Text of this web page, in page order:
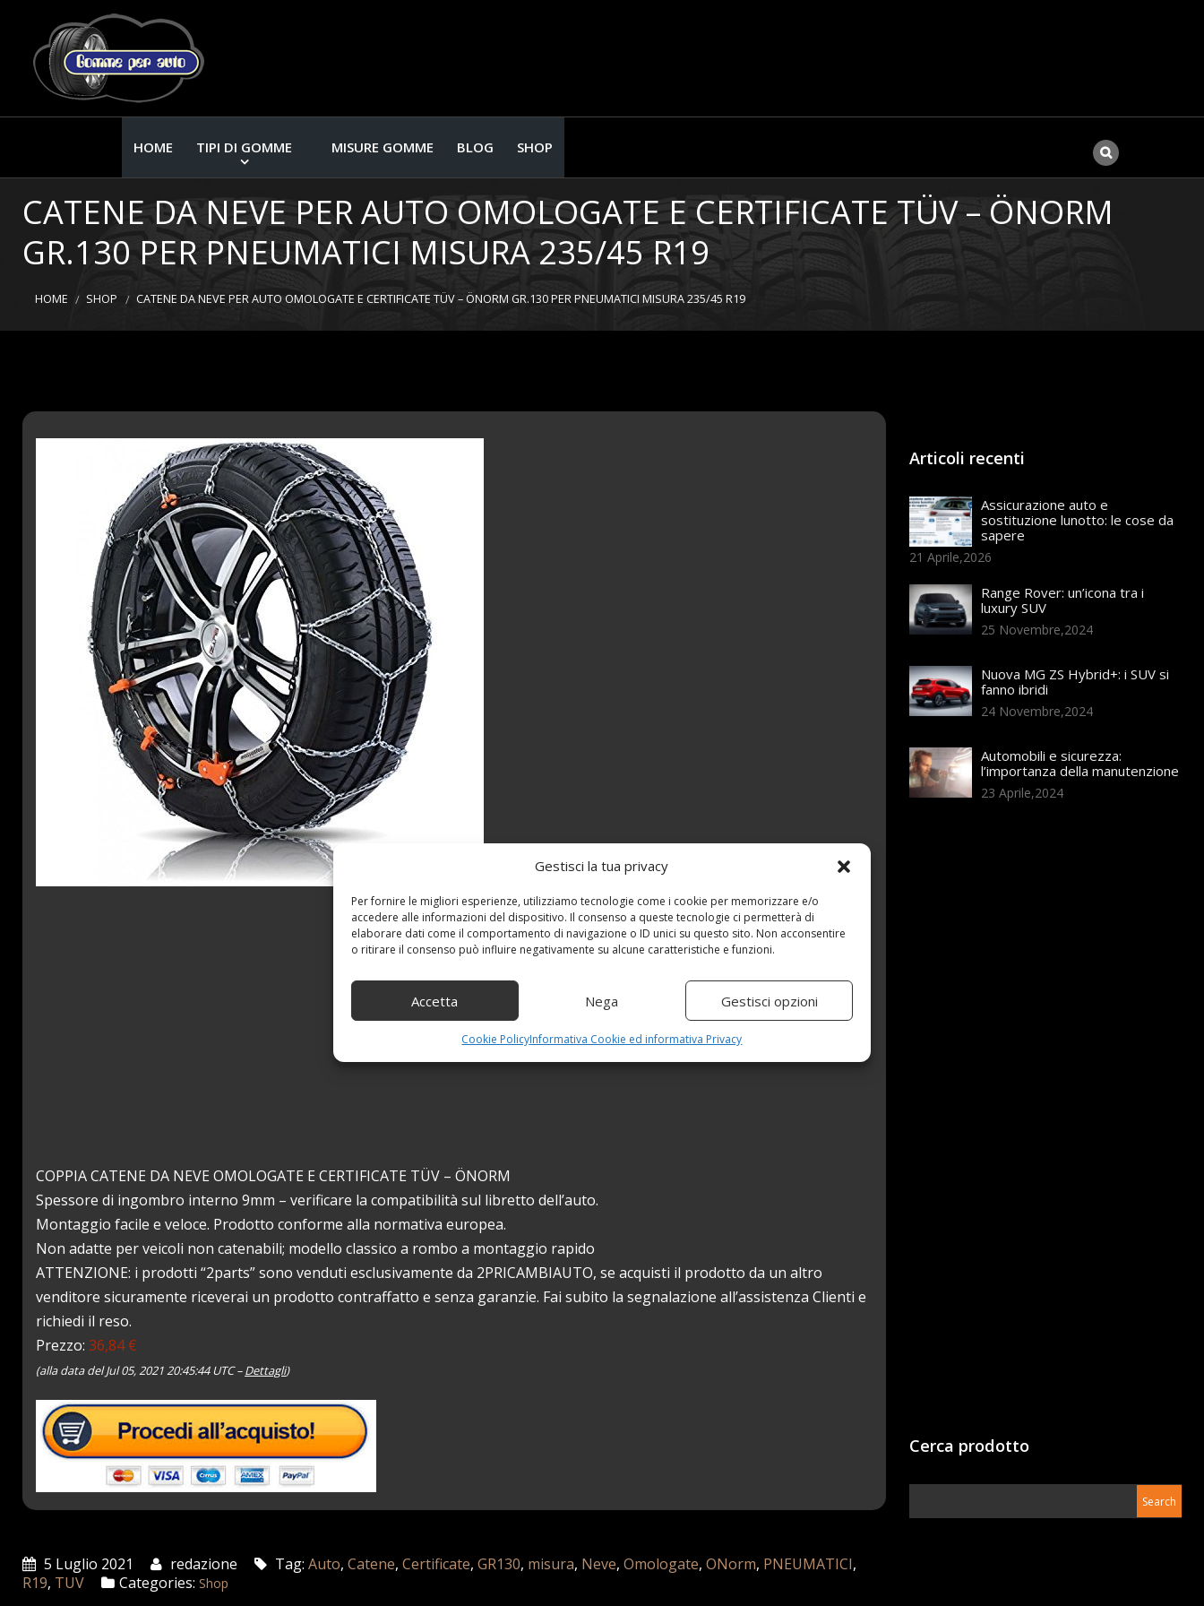
Gestisci la tua privacy
Per fornire le migliori esperienze, utilizziamo tecnologie come i cookie per memorizzare e/o
accedere alle informazioni del dispositivo. Il consenso a queste tecnologie ci permetterà di
elaborare dati come il comportamento di navigazione o ID unici su questo sito. Non acconsentire
o ritirare il consenso può influire negativamente su alcune caratteristiche e funzioni.
Accetta Nega Gestisci opzioni
Cookie PolicyInformativa Cookie ed informativa Privacy
HOME TIPI DI GOMME MISURE GOMME BLOG SHOP
CATENE DA NEVE PER AUTO OMOLOGATE E CERTIFICATE TÜV – ÖNORM
GR.130 PER PNEUMATICI MISURA 235/45 R19
HOME SHOP CATENE DA NEVE PER AUTO OMOLOGATE E CERTIFICATE TÜV – ÖNORM GR.130 PER PNEUMATICI MISURA 235/45 R19
COPPIA CATENE DA NEVE OMOLOGATE E CERTIFICATE TÜV – ÖNORM
Spessore di ingombro interno 9mm – verificare la compatibilità sul libretto dell’auto.
Montaggio facile e veloce. Prodotto conforme alla normativa europea.
Non adatte per veicoli non catenabili; modello classico a rombo a montaggio rapido
ATTENZIONE: i prodotti “2parts” sono venduti esclusivamente da 2PRICAMBIAUTO, se acquisti il prodotto da un altro
venditore sicuramente riceverai un prodotto contraffatto e senza garanzie. Fai subito la segnalazione all’assistenza Clienti e
richiedi il reso.
Prezzo:36,84 €
(alla data del Jul 05, 2021 20:45:44 UTC –Dettagli)
5 Luglio 2021 redazione Tag:Auto,Catene,Certificate,GR130, misura, Neve,Omologate,ONorm, PNEUMATICI,
R19, TUV Categories: Shop
Articoli recenti
Assicurazione auto e
sostituzione lunotto: le cose da
sapere
21 Aprile,2026
Range Rover: un’icona tra i
luxury SUV
25 Novembre,2024
Nuova MG ZS Hybrid+: i SUV si
fanno ibridi
24 Novembre,2024
Automobili e sicurezza:
l’importanza della manutenzione
23 Aprile,2024
Cerca prodotto